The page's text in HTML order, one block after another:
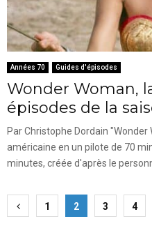
Années 70 Guides d'épisodes
Wonder Woman,
épisodes de la
Par Christophe Dordain
américaine en un pilote de 70
minutes, créée d'après le
Pagination
1 2 3 4